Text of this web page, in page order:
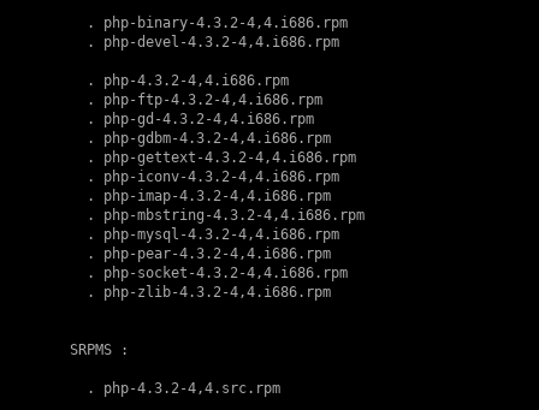
    .
php-binary-4.3.2-4,4.i686.rpm
    .
php-devel-4.3.2-4,4.i686.rpm
    .
php-4.3.2-4,4.i686.rpm
    .
php-ftp-4.3.2-4,4.i686.rpm
    .
php-gd-4.3.2-4,4.i686.rpm
    .
php-gdbm-4.3.2-4,4.i686.rpm
    .
php-gettext-4.3.2-4,4.i686.rpm
    .
php-iconv-4.3.2-4,4.i686.rpm
    .
php-imap-4.3.2-4,4.i686.rpm
    .
php-mbstring-4.3.2-4,4.i686.rpm
    .
php-mysql-4.3.2-4,4.i686.rpm
    .
php-pear-4.3.2-4,4.i686.rpm
    .
php-socket-4.3.2-4,4.i686.rpm
    .
php-zlib-4.3.2-4,4.i686.rpm
  SRPMS :
    .
php-4.3.2-4,4.src.rpm